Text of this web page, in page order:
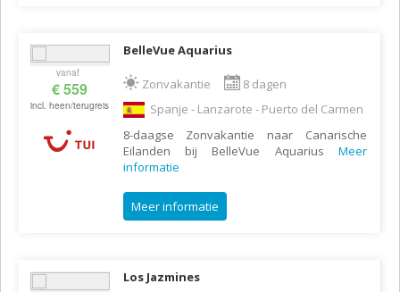
vanaf
€ 559
incl. heen/terugreis
BelleVue Aquarius
Zonvakantie
8 dagen
Spanje - Lanzarote - Puerto del Carmen
8-daagse Zonvakantie naar Canarische
Eilanden bij BelleVue Aquarius Meer
informatie
Meer informatie
Los Jazmines